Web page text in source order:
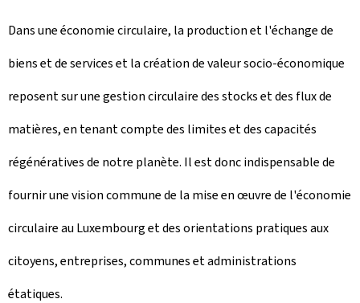
Dans une économie circulaire, la production et l'échange de
biens et de services et la création de valeur socio-économique
reposent sur une gestion circulaire des stocks et des flux de
matières, en tenant compte des limites et des capacités
régénératives de notre planète. Il est donc indispensable de
fournir une vision commune de la mise en œuvre de l'économie
circulaire au Luxembourg et des orientations pratiques aux
citoyens, entreprises, communes et administrations
étatiques.